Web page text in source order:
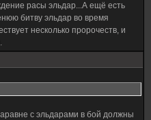
расы эльдар...А ещё есть
битву эльдар во время
несколько пророчеств, и
с эльдарами в бой должны